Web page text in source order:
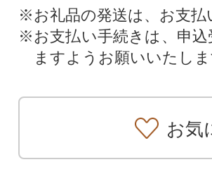
※お礼品の発送は、お支払
※お支払い手続きは、申
ますようお願いいたしま
お気